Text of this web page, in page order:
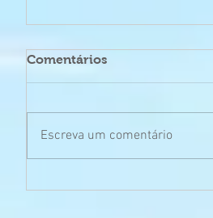
Comentários
Escreva um comentário